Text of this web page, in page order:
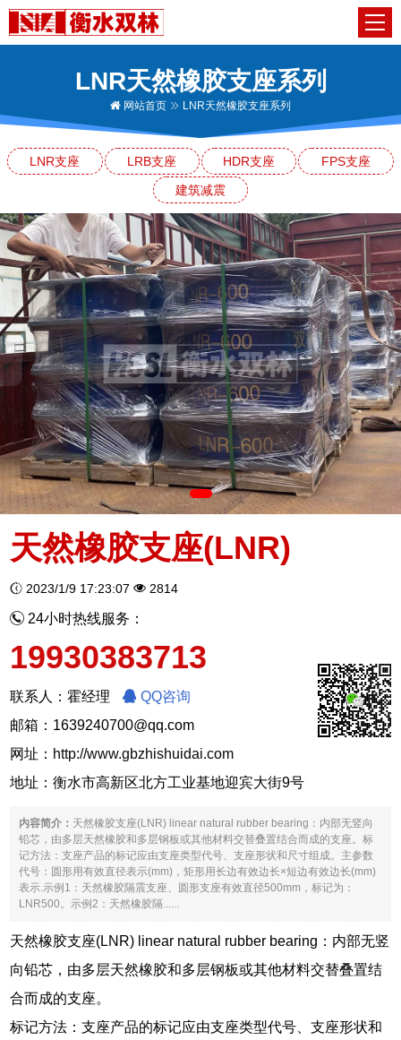
LNR天然橡胶支座系列
网站首页 LNR天然橡胶支座系列
LNR支座 LRB支座 HDR支座
FPS支座
建筑减震
天然橡胶支座(LNR)
2023/1/9 17:23:07 2814
24小时热线服务：
19930383713
联系人：霍经理
QQ咨询
邮箱：1639240700@qq.com
网址： http://www.gbzhishuidai.com
地址：衡水市高新区北方工业基地迎宾大街9号
内容简介： 天然橡胶支座(LNR) linear natural rubber bearing：内部无竖向
铅芯，由多层天然橡胶和多层钢板或其他材料交替叠置结合而成的支座。标
记方法：支座产品的标记应由支座类型代号、支座形状和尺寸组成。主参数
代号：圆形用有效直径表示(mm)，矩形用长边有效边长×短边有效边长(mm)
表示.示例1：天然橡胶隔震支座、圆形支座有效直径500mm，标记为：
LNR500。示例2：天然橡胶隔......
天然橡胶支座(LNR) linear natural rubber bearing：内部无竖
向铅芯，由多层天然橡胶和多层钢板或其他材料交替叠置结
合而成的支座。
标记方法：支座产品的标记应由支座类型代号、支座形状和